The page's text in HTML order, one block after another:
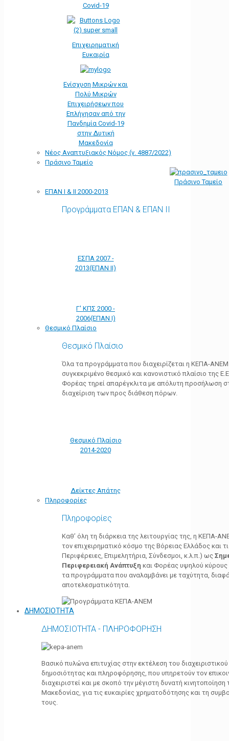
Covid-19
Επιχειρηματική
Ευκαιρία
Ενίσχυση Μικρών και
Πολύ Μικρών
Επιχειρήσεων που
Επλήγησαν από την
Πανδημία Covid-19
στην Δυτική
Μακεδονία
Νέος Αναπτυξιακός Νόμος (ν. 4887/2022)
Πράσινο Ταμείο
Πράσινο Ταμείο
ΕΠΑΝ Ι & ΙΙ 2000-2013
Προγράμματα ΕΠΑΝ & ΕΠΑΝ ΙΙ
ΕΣΠΑ 2007 -
2013(ΕΠΑΝ ΙΙ)
Γ' ΚΠΣ 2000 -
2006(ΕΠΑΝ Ι)
Θεσμικό Πλαίσιο
Θεσμικό Πλαίσιο
Όλα τα προγράμματα που διαχειρίζεται η ΚΕΠΑ-
συγκεκριμένο θεσμικό και κανονιστικό πλαίσιο της
Φορέας τηρεί απαρέγκλιτα με απόλυτη προσήλωση
διαχείριση των προς διάθεση πόρων.
Θεσμικό Πλαίσιο
2014-2020
Δείκτες Απάτης
Πληροφορίες
Πληροφορίες
Καθ’ όλη τη διάρκεια της λειτουργίας της, η ΚΕΠΑ-
τον επιχειρηματικό κόσμο της Βόρειας Ελλάδος και
Περιφέρειες, Επιμελητήρια, Σύνδεσμοι, κ.λ.π.) ως
Περιφερειακή Ανάπτυξη και Φορέας υψηλού κύρους
τα προγράμματα που αναλαμβάνει με ταχύτητα,
αποτελεσματικότητα.
ΔΗΜΟΣΙΟΤΗΤΑ
ΔΗΜΟΣΙΟΤΗΤΑ - ΠΛΗΡΟΦΟΡΗΣΗ
Βασικό πυλώνα επιτυχίας στην εκτέλεση του
δημοσιότητας και πληροφόρησης, που υπηρετούν τον
διαχειριστεί και με σκοπό την μέγιστη δυνατή
Μακεδονίας, για τις ευκαιρίες χρηματοδότησης και τη
τους.